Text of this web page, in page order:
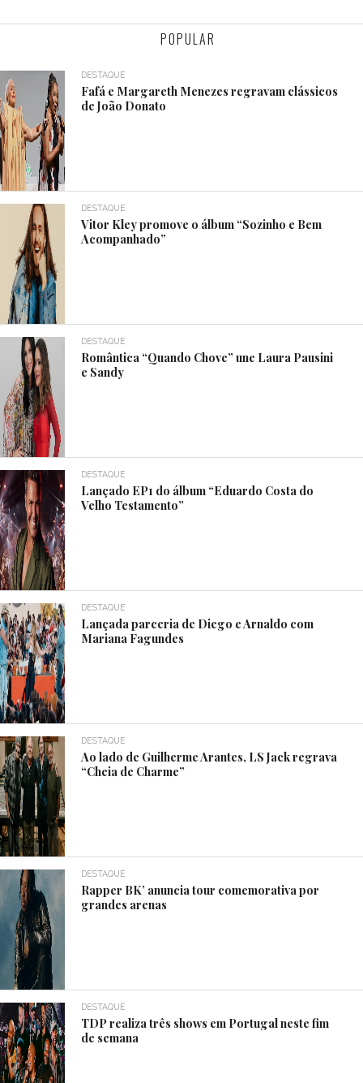
POPULAR
DESTAQUE
Fafá e Margareth Menezes regravam clássicos
de João Donato
DESTAQUE
Vitor Kley promove o álbum “Sozinho e Bem
Acompanhado”
DESTAQUE
Romântica “Quando Chove” une Laura Pausini
e Sandy
DESTAQUE
Lançado EP1 do álbum “Eduardo Costa do
Velho Testamento”
DESTAQUE
Lançada parceria de Diego e Arnaldo com
Mariana Fagundes
DESTAQUE
Ao lado de Guilherme Arantes, LS Jack regrava
“Cheia de Charme”
DESTAQUE
Rapper BK’ anuncia tour comemorativa por
grandes arenas
DESTAQUE
TDP realiza três shows em Portugal neste fim
de semana